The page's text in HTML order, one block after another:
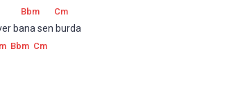
Bbm Cm
bana sen burda
Bbm Cm